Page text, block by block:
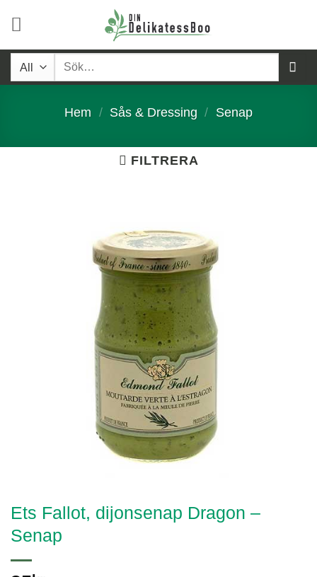
content
Sök
Hem / Sås & Dressing / Senap
FILTRERA
Ets Fallot, dijonsenap Dragon –
Senap